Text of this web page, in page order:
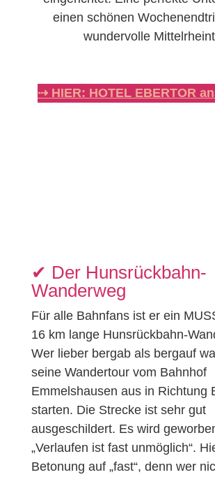
einen schönen
wundervolle
⇢ HIER: HOTEL EBERTOR
✔︎ Der Hunsrückbahn-
Wanderweg
Für alle Bahnfans ist er ein
16 km lange Hunsrückbahn-
Wer lieber bergab als bergauf
seine Wandertour vom Bahnhof
Emmelshausen aus in Richtung
starten. Die Strecke ist sehr gut
ausgeschildert. Es wird
„Verlaufen ist fast unmöglich“.
Betonung auf „fast“, denn wer